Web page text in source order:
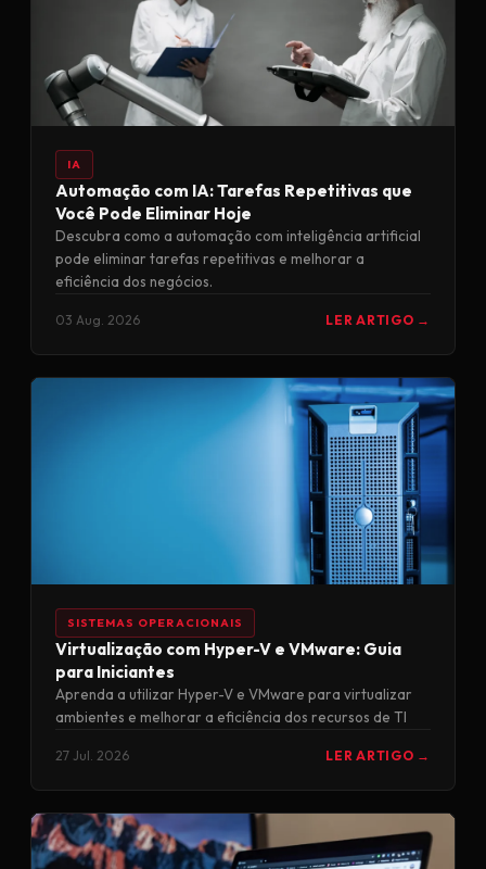
IA
Automação com IA: Tarefas Repetitivas que
Você Pode Eliminar Hoje
Descubra como a automação com inteligência artificial
pode eliminar tarefas repetitivas e melhorar a
eficiência dos negócios.
03 Aug. 2026 LER ARTIGO →
SISTEMAS OPERACIONAIS
Virtualização com Hyper-V e VMware: Guia
para Iniciantes
Aprenda a utilizar Hyper-V e VMware para virtualizar
ambientes e melhorar a eficiência dos recursos de TI
27 Jul. 2026 LER ARTIGO →